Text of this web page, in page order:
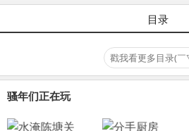
目录
戳我看更多目录(
骚年们正在玩